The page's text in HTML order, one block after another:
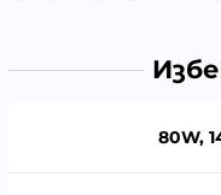
80W,